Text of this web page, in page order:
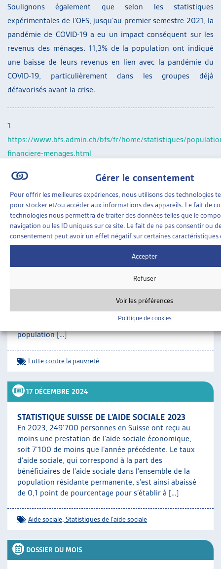
Gérer le consentement
Pour offrir les meilleures expériences, nous utilisons des technologies
pour stocker et/ou accéder aux informations des appareils. Le fait de
technologies nous permettra de traiter des données telles que le
navigation ou les ID uniques sur ce site. Le fait de ne pas consentir ou
consentement peut avoir un effet négatif sur certaines
Accepter
Refuser
Voir les préférences
Politique de cookies
Soulignons également que selon les statistiques
expérimentales de l’OFS, jusqu’au premier semestre 2021, la
pandémie de COVID-19 a eu un impact conséquent sur les
revenus des ménages. 11,3% de la population ont indiqué
une baisse de leurs revenus en lien avec la pandémie du
COVID-19, particulièrement dans les groupes déjà
défavorisés avant la crise.
1
https://www.bfs.admin.ch/bfs/fr/home/statistiques/
financiere-menages.html
2https://www.bfs.admin.ch/bfs/fr/home.gnpdetail.2022-
SUR LE MÊME THÈME…
20 JANVIER 2025
UN NOUVEAU PLAN FÉDÉRAL POUR LUTTER
CONTRE LA PAUVRETÉ EN SUISSE
Le 20 décembre 2024, le Conseil fédéral a adopté un
plan pour développer et renforcer sa politique
nationale de lutte contre la pauvreté, en concertation
avec les cantons, les communes et les acteurs de la
société civile[1]. Ce nouveau cadre vise à réduire la
pauvreté en Suisse qui touchait, en 2022, 8,2% de la
population […]
Lutte contre la pauvreté
17 DÉCEMBRE 2024
STATISTIQUE SUISSE DE L’AIDE SOCIALE 2023
En 2023, 249’700 personnes en Suisse ont reçu au
moins une prestation de l’aide sociale économique,
soit 7’100 de moins que l’année précédente. Le taux
d’aide sociale, qui correspond à la part des
bénéficiaires de l’aide sociale dans l’ensemble de la
population résidante permanente, s’est ainsi abaissé
de 0,1 point de pourcentage pour s’établir à […]
Aide sociale, Statistiques de l'aide sociale
DOSSIER DU MOIS